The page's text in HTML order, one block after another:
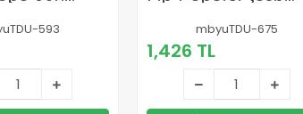
593 mbyuTDU-675
1,426 TL